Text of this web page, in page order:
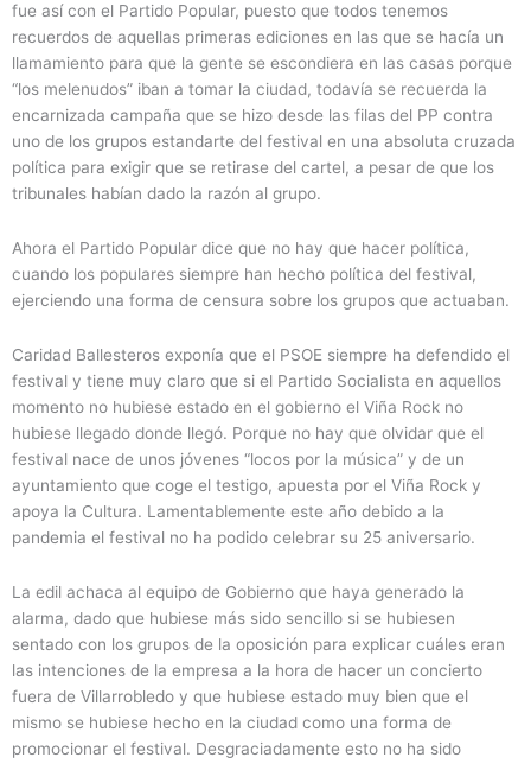
fue así con el Partido Popular, puesto que todos tenemos
recuerdos de aquellas primeras ediciones en las que se hacía un
llamamiento para que la gente se escondiera en las casas porque
“los melenudos” iban a tomar la ciudad, todavía se recuerda la
encarnizada campaña que se hizo desde las filas del PP contra
uno de los grupos estandarte del festival en una absoluta cruzada
política para exigir que se retirase del cartel, a pesar de que los
tribunales habían dado la razón al grupo.
Ahora el Partido Popular dice que no hay que hacer política,
cuando los populares siempre han hecho política del festival,
ejerciendo una forma de censura sobre los grupos que actuaban.
Caridad Ballesteros exponía que el PSOE siempre ha defendido el
festival y tiene muy claro que si el Partido Socialista en aquellos
momento no hubiese estado en el gobierno el Viña Rock no
hubiese llegado donde llegó. Porque no hay que olvidar que el
festival nace de unos jóvenes “locos por la música” y de un
ayuntamiento que coge el testigo, apuesta por el Viña Rock y
apoya la Cultura. Lamentablemente este año debido a la
pandemia el festival no ha podido celebrar su 25 aniversario.
La edil achaca al equipo de Gobierno que haya generado la
alarma, dado que hubiese más sido sencillo si se hubiesen
sentado con los grupos de la oposición para explicar cuáles eran
las intenciones de la empresa a la hora de hacer un concierto
fuera de Villarrobledo y que hubiese estado muy bien que el
mismo se hubiese hecho en la ciudad como una forma de
promocionar el festival. Desgraciadamente esto no ha sido